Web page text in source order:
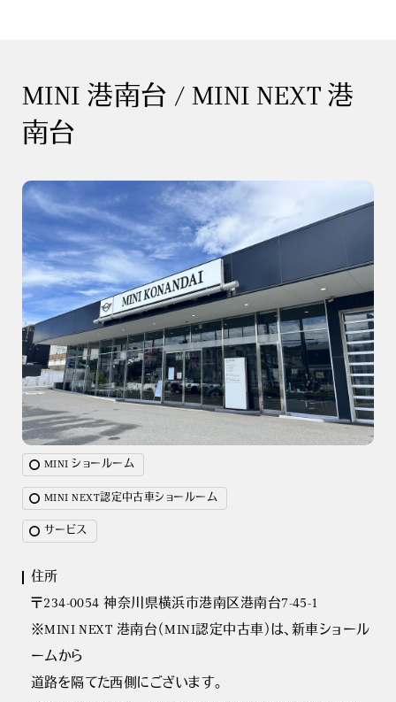
MINI 港南台 / MINI NEXT 港
南台
MINI ショールーム
MINI NEXT認定中古車ショールーム
サービス
住所
〒234-0054 神奈川県横浜市港南区港南台7-45-1
※MINI NEXT 港南台（MINI認定中古車）は、新車ショール
ームから
道路を隔てた西側にございます。